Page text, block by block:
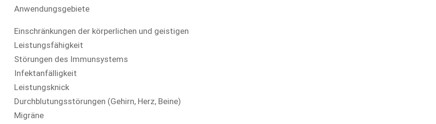
Anwendungsgebiete
Einschränkungen der körperlichen und geistigen
Leistungsfähigkeit
Störungen des Immunsystems
Infektanfälligkeit
Leistungsknick
Durchblutungsstörungen (Gehirn, Herz, Beine)
Migräne